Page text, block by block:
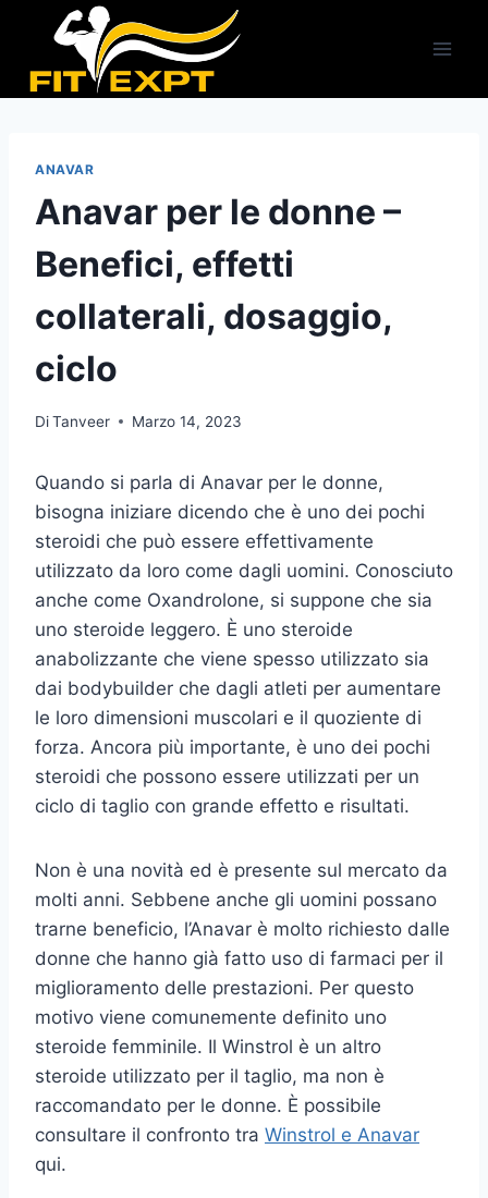
contenuto
ANAVAR
Anavar per le donne –
Benefici, effetti
collaterali, dosaggio,
ciclo
DiTanveer Marzo 14, 2023
Quando si parla di Anavar per le donne,
bisogna iniziare dicendo che è uno dei pochi
steroidi che può essere effettivamente
utilizzato da loro come dagli uomini. Conosciuto
anche come Oxandrolone, si suppone che sia
uno steroide leggero. È uno steroide
anabolizzante che viene spesso utilizzato sia
dai bodybuilder che dagli atleti per aumentare
le loro dimensioni muscolari e il quoziente di
forza. Ancora più importante, è uno dei pochi
steroidi che possono essere utilizzati per un
ciclo di taglio con grande effetto e risultati.
Non è una novità ed è presente sul mercato da
molti anni. Sebbene anche gli uomini possano
trarne beneficio, l’Anavar è molto richiesto dalle
donne che hanno già fatto uso di farmaci per il
miglioramento delle prestazioni. Per questo
motivo viene comunemente definito uno
steroide femminile. Il Winstrol è un altro
steroide utilizzato per il taglio, ma non è
raccomandato per le donne. È possibile
consultare il confronto tra Winstrol e Anavar
qui.